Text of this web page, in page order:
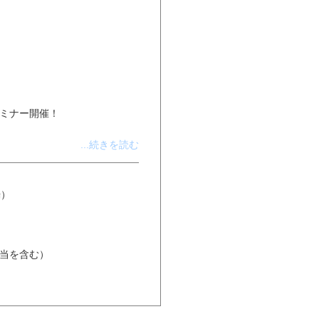
ナー開催！
...続きを読む
を含む）